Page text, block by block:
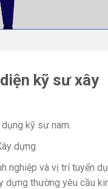
kỹ sư xây
kỹ sư nam.
dựng
nghiệp và vị trí tuyển
dựng thường yêu cầu